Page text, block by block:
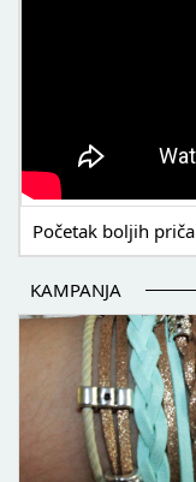
Početak boljih priča
KAMPANJA